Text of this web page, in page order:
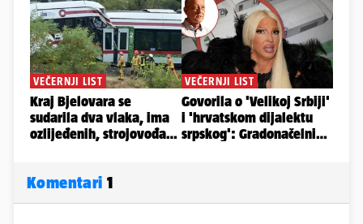
Komentari 1